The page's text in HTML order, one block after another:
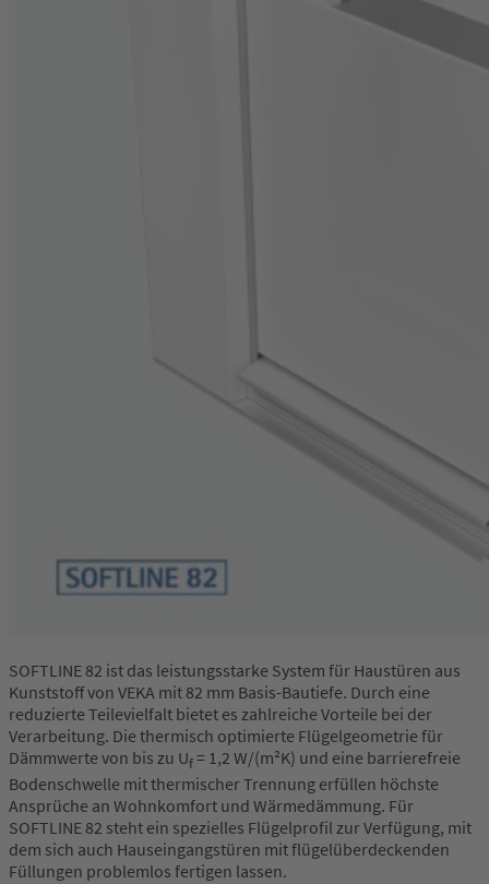
SOFTLINE 82 ist das leistungsstarke System für Haustüren aus
Kunststoff von VEKA mit 82 mm Basis-Bautiefe. Durch eine
reduzierte Teilevielfalt bietet es zahlreiche Vorteile bei der
Verarbeitung. Die thermisch optimierte Flügelgeometrie für
Dämmwerte von bis zu Uf= 1,2 W/(m²K) und eine barrierefreie
Bodenschwelle mit thermischer Trennung erfüllen höchste
Ansprüche an Wohnkomfort und Wärmedämmung. Für
SOFTLINE 82 steht ein spezielles Flügelprofil zur Verfügung, mit
dem sich auch Hauseingangstüren mit flügelüberdeckenden
Füllungen problemlos fertigen lassen.